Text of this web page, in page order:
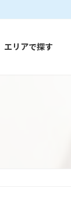
エリアで探す